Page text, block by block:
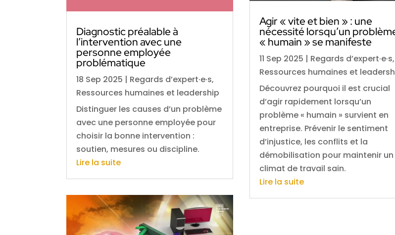
Diagnostic préalable à
l’intervention avec une
personne employée
problématique
18 Sep 2025 | Regards d’expert·e·s,
Ressources humaines et leadership
Distinguer les causes d’un problème
avec une personne employée pour
choisir la bonne intervention :
soutien, mesures ou discipline.
Lire la suite
Agir « vite et bien » : une
nécessité lorsqu’un
« humain » se manifeste
11 Sep 2025 | Regards d’expert·e·s,
Ressources humaines et
Découvrez pourquoi il est crucial
d’agir rapidement lorsqu’un
problème « humain » survient en
entreprise. Prévenir le sentiment
d’injustice, les conflits et la
démobilisation pour maintenir un
climat de travail sain.
Lire la suite